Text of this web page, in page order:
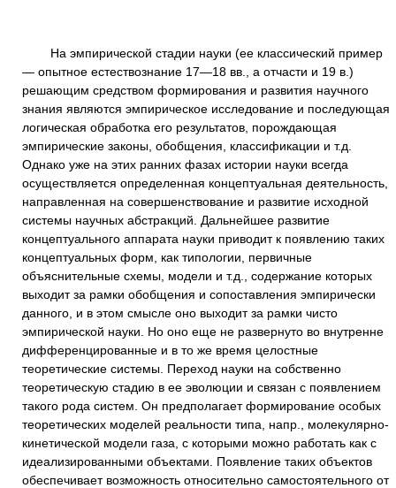
На эмпирической стадии науки (ее классический пример
— опытное естествознание 17—18 вв., а отчасти и 19 в.)
решающим средством формирования и развития научного
знания являются эмпирическое исследование и последующая
логическая обработка его результатов, порождающая
эмпирические законы, обобщения, классификации и т.д.
Однако уже на этих ранних фазах истории науки всегда
осуществляется определенная концептуальная деятельность,
направленная на совершенствование и развитие исходной
системы научных абстракций. Дальнейшее развитие
концептуального аппарата науки приводит к появлению таких
концептуальных форм, как типологии, первичные
объяснительные схемы, модели и т.д., содержание которых
выходит за рамки обобщения и сопоставления эмпирически
данного, и в этом смысле оно выходит за рамки чисто
эмпирической науки. Но оно еще не развернуто во внутренне
дифференцированные и в то же время целостные
теоретические системы. Переход науки на собственно
теоретическую стадию в ее эволюции и связан с появлением
такого рода систем. Он предполагает формирование особых
теоретических моделей реальности типа, напр., молекулярно-
кинетической модели газа, с которыми можно работать как с
идеализированными объектами. Появление таких объектов
обеспечивает возможность относительно самостоятельного от